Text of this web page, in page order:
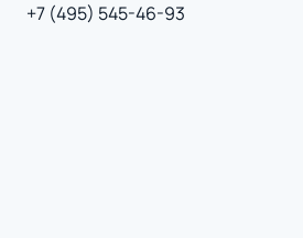
+7 (495) 545-46-93